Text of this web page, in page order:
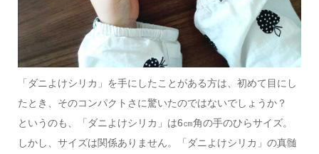
「ダニよけシリカ」を手にしたことがある方は、初めて目にし
たとき、そのコンパクトさに驚いたのではないでしょうか？
というのも、「ダニよけシリカ」は6㎝角の手のひらサイズ。
しかし、サイズは関係ありません。「ダニよけシリカ」の真髄